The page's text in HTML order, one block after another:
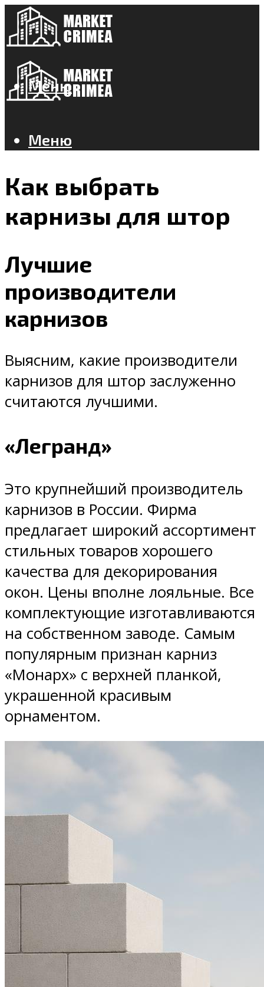
Меню
Меню
Как выбрать
карнизы для штор
Лучшие
производители
карнизов
Выясним, какие производители
карнизов для штор заслуженно
считаются лучшими.
«Легранд»
Это крупнейший производитель
карнизов в России. Фирма
предлагает широкий ассортимент
стильных товаров хорошего
качества для декорирования
окон. Цены вполне лояльные. Все
комплектующие изготавливаются
на собственном заводе. Самым
популярным признан карниз
«Монарх» с верхней планкой,
украшенной красивым
орнаментом.